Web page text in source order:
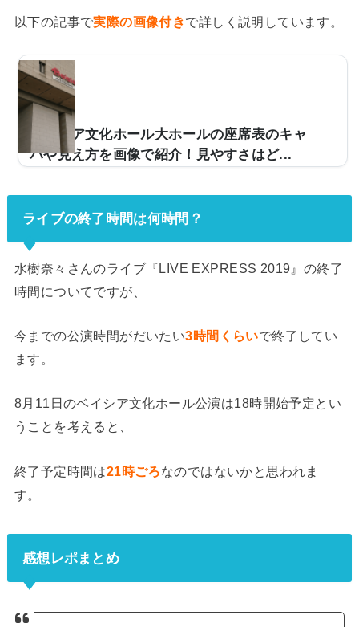
以下の記事で実際の画像付きで詳しく説明しています。
ベイシア文化ホール大ホールの座席表のキャ
パや見え方を画像で紹介！見やすさはど...
大ホール。キャパは約2,000人となっており、多くのア
ーティストのライブが行われています。ただ、「今度、
の見え方ってどうなの？」などと疑問を感じている方も
少なくありません。そこで、ベイシア文化ホール大ホー
ルの座席表や座席からの眺めを画像付きでご紹介し、全
体的な見やすさはどんな感じなのかをまとめました。ベ
ア文化ホール大ホールの座席表の画像は以下の通りで...
ライブの終了時間は何時間？
水樹奈々さんのライブ『LIVE EXPRESS 2019』の終了
時間についてですが、
今までの公演時間がだいたい3時間くらいで終了してい
ます。
8月11日のベイシア文化ホール公演は18時開始予定とい
うことを考えると、
終了予定時間は21時ごろなのではないかと思われま
す。
感想レポまとめ